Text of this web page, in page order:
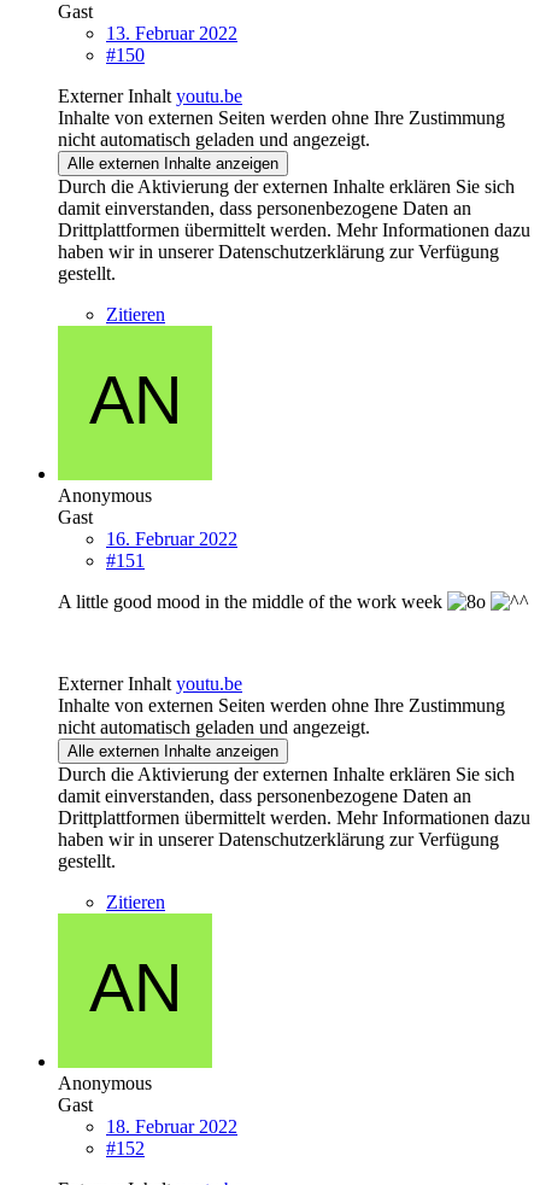
Gast
13. Februar 2022
#150
Externer Inhalt youtu.be
Inhalte von externen Seiten werden ohne Ihre Zustimmung
nicht automatisch geladen und angezeigt.
Alle externen Inhalte anzeigen
Durch die Aktivierung der externen Inhalte erklären Sie sich
damit einverstanden, dass personenbezogene Daten an
Drittplattformen übermittelt werden. Mehr Informationen dazu
haben wir in unserer Datenschutzerklärung zur Verfügung
gestellt.
Zitieren
Anonymous
Gast
16. Februar 2022
#151
A little good mood in the middle of the work week
Externer Inhalt youtu.be
Inhalte von externen Seiten werden ohne Ihre Zustimmung
nicht automatisch geladen und angezeigt.
Alle externen Inhalte anzeigen
Durch die Aktivierung der externen Inhalte erklären Sie sich
damit einverstanden, dass personenbezogene Daten an
Drittplattformen übermittelt werden. Mehr Informationen dazu
haben wir in unserer Datenschutzerklärung zur Verfügung
gestellt.
Zitieren
Anonymous
Gast
18. Februar 2022
#152